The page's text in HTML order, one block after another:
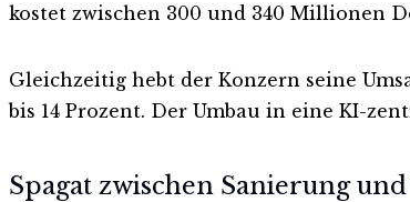
kostet zwischen 300 und 340 Millionen
Gleichzeitig hebt der Konzern seine
bis 14 Prozent. Der Umbau in eine KI-
Spagat zwischen Sanierung